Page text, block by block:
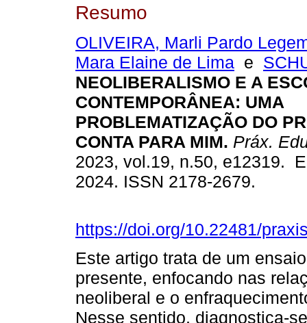
Resumo
OLIVEIRA, Marli Pardo
Mara Elaine de Lima e
NEOLIBERALISMO E A
CONTEMPORÂNEA: UMA
PROBLEMATIZAÇÃO DO
CONTA PARA MIM. Práx.
2023, vol.19, n.50, e12319.
2024. ISSN 2178-2679.
https://doi.org/10.22481/
Este artigo trata de um
presente, enfocando nas
neoliberal e o
Nesse sentido, diagnostica-